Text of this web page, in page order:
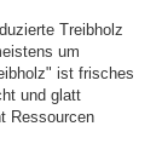
Treibholz
um
ist frisches
und glatt
Ressourcen